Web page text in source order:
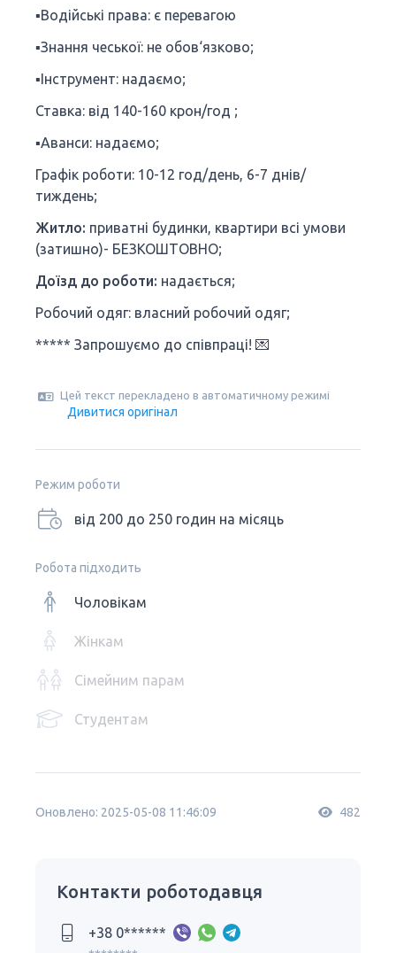
▪️Водійські права: є перевагою
▪️Знання чеської: не обов‘язково;
▪️Інструмент: надаємо;
Ставка: від 140-160 крон/год ;
▪️Аванси: надаємо;
Графік роботи: 10-12 год/день, 6-7 днів/
тиждень;
Житло: приватні будинки, квартири всі умови
(затишно)- БЕЗКОШТОВНО;
Доїзд до роботи: надається;
Робочий одяг: власний робочий одяг;
***** Запрошуємо до співпраці! 💌
Цей текст перекладено в автоматичному режимі
Дивитися оригінал
Режим роботи
від 200 до 250 годин на місяць
Робота підходить
Чоловікам
Жінкам
Сімейним парам
Студентам
Оновлено: 2025-05-08 11:46:09 482
Контакти роботодавця
+38 0******